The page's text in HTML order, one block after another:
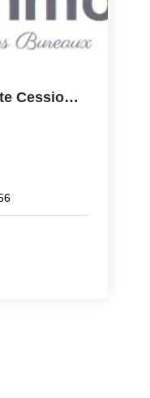
75011 Paris Secteur Gardette Cession De Fonds De Restaurant...